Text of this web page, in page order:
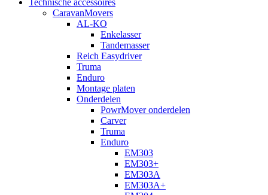
Technische accessoires
CaravanMovers
AL-KO
Enkelasser
Tandemasser
Reich Easydriver
Truma
Enduro
Montage platen
Onderdelen
PowrMover onderdelen
Carver
Truma
Enduro
EM303
EM303+
EM303A
EM303A+